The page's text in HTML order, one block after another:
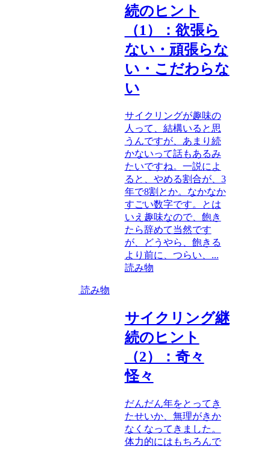
続のヒント
（1）：欲張ら
ない・頑張らな
い・こだわらな
い
サイクリングが趣味の
人って、結構いると思
うんですが、あまり続
かないって話もあるみ
たいですね。一説によ
ると、やめる割合が、3
年で8割とか。なかなか
すごい数字です。とは
いえ趣味なので、飽き
たら辞めて当然です
が、どうやら、飽きる
より前に、つらい、...
読み物
読み物
サイクリング継
続のヒント
（2）：奇々
怪々
だんだん年をとってき
たせいか、無理がきか
なくなってきました。
体力的にはもちろんで